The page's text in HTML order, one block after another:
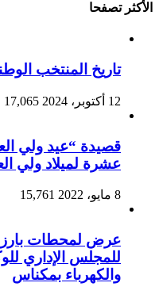
الأكثر تصفحا
تاريخ المنتخب
12 أكتوبر، 2024 17,065
قصيدة “عيد ولي
عشرة لميلاد ولي
8 مايو، 2022 15,761
عرض لمحطات بارزة
للمجلس الإداري
والكهرباء بمكناس